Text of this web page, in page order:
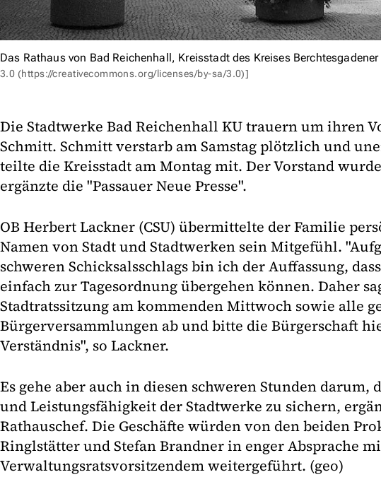
Das Rathaus von Bad Reichenhall, Kreisstadt des Kreises Berchtesgadener
3.0 (https://creativecommons.org/licenses/by-sa/3.0)]
Die Stadtwerke Bad Reichenhall KU trauern um ihren
Schmitt. Schmitt verstarb am Samstag plötzlich und
teilte die Kreisstadt am Montag mit. Der Vorstand
ergänzte die "Passauer Neue Presse".
OB Herbert Lackner (CSU) übermittelte der Familie
Namen von Stadt und Stadtwerken sein Mitgefühl.
schweren Schicksalsschlags bin ich der Auffassung,
einfach zur Tagesordnung übergehen können. Daher
Stadtratssitzung am kommenden Mittwoch sowie alle
Bürgerversammlungen ab und bitte die Bürgerschaft
Verständnis", so Lackner.
Es gehe aber auch in diesen schweren Stunden darum,
und Leistungsfähigkeit der Stadtwerke zu sichern,
Rathauschef. Die Geschäfte würden von den beiden
Ringlstätter und Stefan Brandner in enger Absprache
Verwaltungsratsvorsitzendem weitergeführt. (geo)